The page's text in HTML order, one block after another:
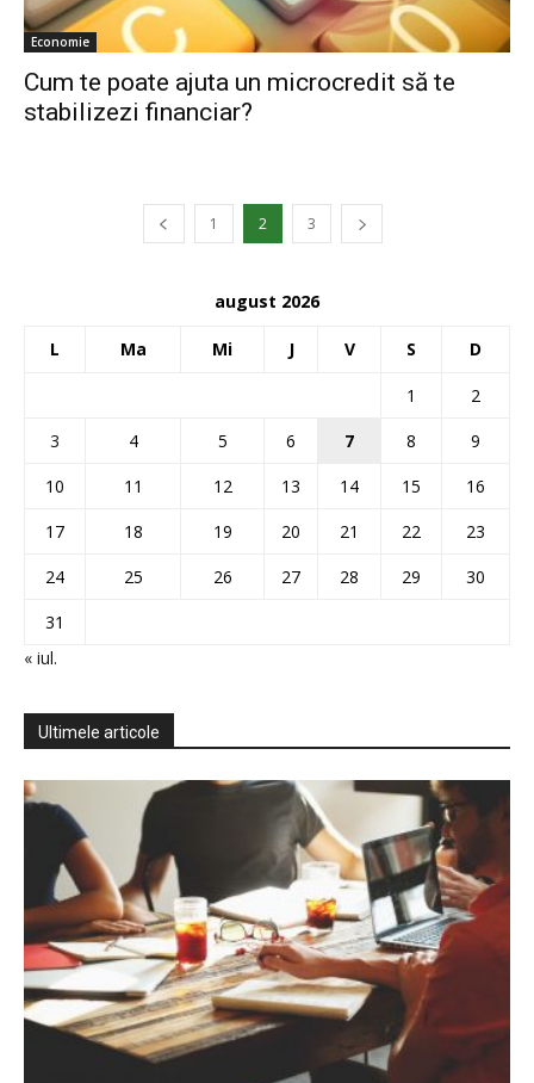
Economie
Cum te poate ajuta un microcredit să te
stabilizezi financiar?
1 2 3
august 2026
L Ma Mi J V S D
1
2
3
4 5 6 7 8
9
10
11 12 13 14 15
16
17
18 19 20 21 22
23
24
25 26 27 28 29
30
31
« iul.
Ultimele articole